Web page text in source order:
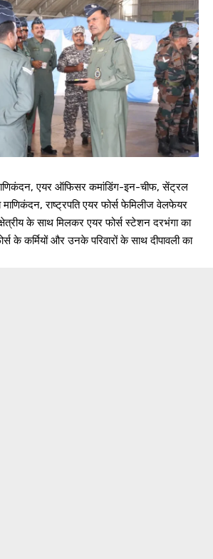
एयर ऑफिसर कमांडिंग-इन-चीफ, सेंट्रल
माणिकंदन, राष्ट्रपति एयर फोर्स फेमिलीज वेलफेयर
के साथ मिलकर एयर फोर्स स्टेशन दरभंगा का
के कर्मियों और उनके परिवारों के साथ दीपावली का